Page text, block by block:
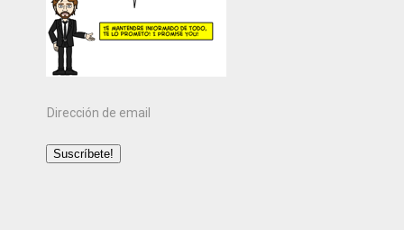
Dirección
email
Suscríbete!